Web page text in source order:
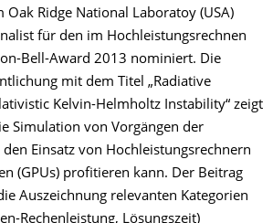
Oak Ridge National Laboratoy (USA)
für den im Hochleistungsrechnen
Bell-Award 2013 nominiert. Die
mit dem Titel „Radiative
Kelvin-Helmholtz Instability“ zeigt
Simulation von Vorgängen der
Einsatz von Hochleistungsrechnern
(GPUs) profitieren kann. Der Beitrag
Auszeichnung relevanten Kategorien
Rechenleistung, Lösungszeit)